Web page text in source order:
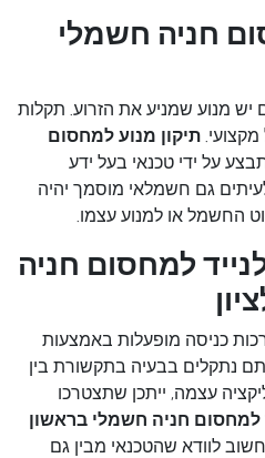
חניה חשמלי
מנוע שמניע את הזרוע. תקלות
תיקון מנוע למחסום
על ידי טכנאי בעל ידע
גם חשמלאי מוסמך יהיה
החשמל או למנוע עצמו.
למחסום חניה
כניסה מופעלות באמצעות
נתקלים בבעיה בתקשורת בין
עצמה, ייתכן שתצטרכו
למחסום חניה חשמלי בראשון
לוודא שהטכנאי מבין גם